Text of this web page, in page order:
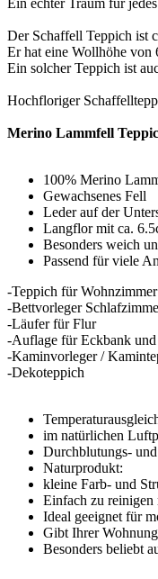
Der Schaffell Teppich ist
Er hat eine Wollhöhe von
Ein solcher Teppich ist
Hochfloriger
Merino Lammfell
100% Merino
Gewachsenes Fell
Leder auf der
Langflor mit ca.
Besonders weich
Passend für viele
-Teppich für Wohnzimmer
-Bettvorleger
-Läufer für Flur
-Auflage für Eckbank und
-Kaminvorleger /
-Dekoteppich
im natürlichen
Durchblutungs-
Naturprodukt:
kleine Farb- und
Einfach zu reinigen
Ideal geeignet für
Gibt Ihrer
Besonders beliebt